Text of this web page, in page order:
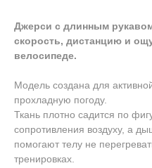
Джерси с длинным
скорость, дистанцию и
велосипеде.
Модель создана для
прохладную погоду.
Ткань плотно садится по
сопротивления воздуху, а
помогают телу не
тренировках.